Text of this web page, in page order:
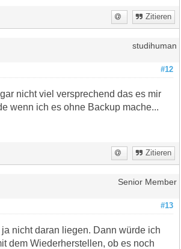
Zitieren
studihuman
#12
nicht viel versprechend das es mir
wenn ich es ohne Backup mache...
Zitieren
Senior Member
#13
nicht daran liegen. Dann würde ich
dem Wiederherstellen, ob es noch